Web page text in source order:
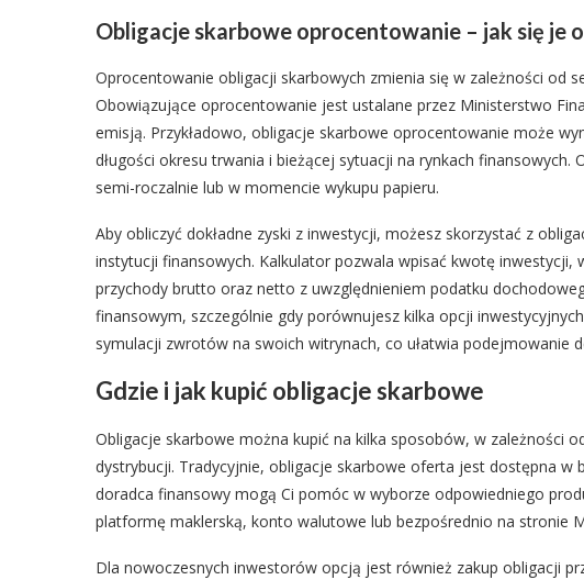
Obligacje skarbowe oprocentowanie – jak się je
Oprocentowanie obligacji skarbowych zmienia się w zależności od
Obowiązujące oprocentowanie jest ustalane przez Ministerstwo
emisją. Przykładowo, obligacje skarbowe oprocentowanie może
długości okresu trwania i bieżącej sytuacji na rynkach finansowych.
semi-roczalnie lub w momencie wykupu papieru.
Aby obliczyć dokładne zyski z inwestycji, możesz skorzystać z
instytucji finansowych. Kalkulator pozwala wpisać kwotę inwestycji,
przychody brutto oraz netto z uwzględnieniem podatku
finansowym, szczególnie gdy porównujesz kilka opcji
symulacji zwrotów na swoich witrynach, co ułatwia podejmowanie
Gdzie i jak kupić obligacje skarbowe
Obligacje skarbowe można kupić na kilka sposobów, w zależności
dystrybucji. Tradycyjnie, obligacje skarbowe oferta jest dostępna w
doradca finansowy mogą Ci pomóc w wyborze odpowiedniego
platformę maklerską, konto walutowe lub bezpośrednio na stronie
Dla nowoczesnych inwestorów opcją jest również zakup obligacji